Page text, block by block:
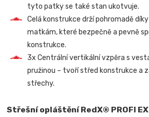
tyto patky se také stan ukotvuje.
Celá konstrukce drží pohromadě
matkám, které bezpečně a pevně
konstrukce.
3x Centrální vertikální vzpěra s
pružinou – tvoří střed konstrukce a
střechy.
Střešní opláštění RedX® PROFI